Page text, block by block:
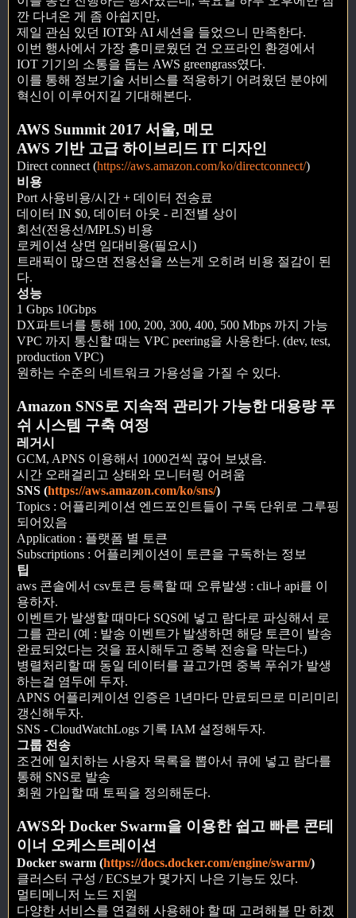
깐 다녀온 게 좀 아쉽지만,
제일 관심 있던 IOT와 AI 세션을 들었으니 만족한다.
이번 행사에서 가장 흥미로웠던 건 오프라인 환경에서
IOT 기기의 소통을 돕는 AWS greengrass였다.
이를 통해 정보기술 서비스를 적용하기 어려웠던 분야에
혁신이 이루어지길 기대해본다.
AWS Summit 2017 서울, 메모
AWS 기반 고급 하이브리드 IT 디자인
Direct connect (https://aws.amazon.com/ko/directconnect/)
비용
Port 사용비용/시간 + 데이터 전송료
데이터 IN $0, 데이터 아웃 - 리전별 상이
회선(전용선/MPLS) 비용
로케이션 상면 임대비용(필요시)
트래픽이 많으면 전용선을 쓰는게 오히려 비용 절감이 된
다.
성능
1 Gbps 10Gbps
DX파트너를 통해 100, 200, 300, 400, 500 Mbps 까지 가능
VPC 까지 통신할 때는 VPC peering을 사용한다. (dev, test,
production VPC)
원하는 수준의 네트워크 가용성을 가질 수 있다.
Amazon SNS로 지속적 관리가 가능한 대용량 푸
쉬 시스템 구축 여정
레거시
GCM, APNS 이용해서 1000건씩 끊어 보냈음.
시간 오래걸리고 상태와 모니터링 어려움
SNS (https://aws.amazon.com/ko/sns/)
Topics : 어플리케이션 엔드포인트들이 구독 단위로 그루핑
되어있음
Application : 플랫폼 별 토큰
Subscriptions : 어플리케이션이 토큰을 구독하는 정보
팁
aws 콘솔에서 csv토큰 등록할 때 오류발생 : cli나 api를 이
용하자.
이벤트가 발생할 때마다 SQS에 넣고 람다로 파싱해서 로
그를 관리 (예 : 발송 이벤트가 발생하면 해당 토큰이 발송
완료되었다는 것을 표시해두고 중복 전송을 막는다.)
병렬처리할 때 동일 데이터를 끌고가면 중복 푸쉬가 발생
하는걸 염두에 두자.
APNS 어플리케이션 인증은 1년마다 만료되므로 미리미리
갱신해두자.
SNS - CloudWatchLogs 기록 IAM 설정해두자.
그룹 전송
조건에 일치하는 사용자 목록을 뽑아서 큐에 넣고 람다를
통해 SNS로 발송
회원 가입할 때 토픽을 정의해둔다.
AWS와 Docker Swarm을 이용한 쉽고 빠른 콘테
이너 오케스트레이션
Docker swarm (https://docs.docker.com/engine/swarm/)
클러스터 구성 / ECS보가 몇가지 나은 기능도 있다.
멀티메니저 노드 지원
다양한 서비스를 연결해 사용해야 할 때 고려해볼 만 하겠